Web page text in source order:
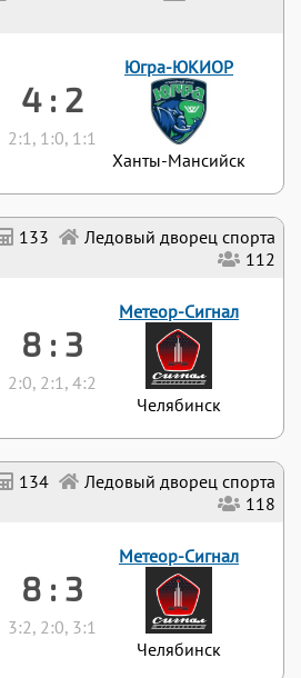
134
Ледовый дворец спорта
118
8 : 3
3:2, 2:0, 3:1
Метеор-Сигнал
Челябинск
133
Ледовый дворец спорта
112
8 : 3
2:0, 2:1, 4:2
Метеор-Сигнал
Челябинск
4 : 2
2:1, 1:0, 1:1
Югра-ЮКИОР
Ханты-Мансийск